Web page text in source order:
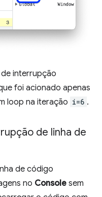
interrupção
foi acionado apenas
loop na iteração i=6 .
de linha de
de código
no Console sem